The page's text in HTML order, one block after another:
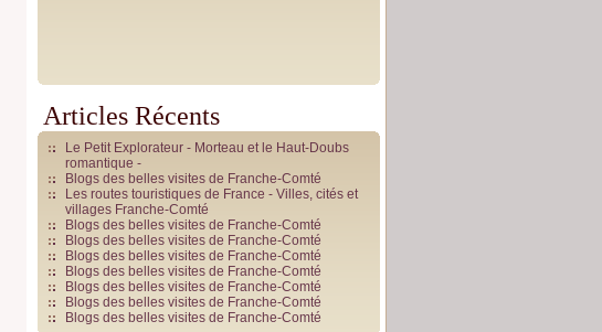
Articles Récents
Le Petit Explorateur - Morteau et le Haut-Doubs
romantique -
Blogs des belles visites de Franche-Comté
Les routes touristiques de France - Villes, cités et
villages Franche-Comté
Blogs des belles visites de Franche-Comté
Blogs des belles visites de Franche-Comté
Blogs des belles visites de Franche-Comté
Blogs des belles visites de Franche-Comté
Blogs des belles visites de Franche-Comté
Blogs des belles visites de Franche-Comté
Blogs des belles visites de Franche-Comté